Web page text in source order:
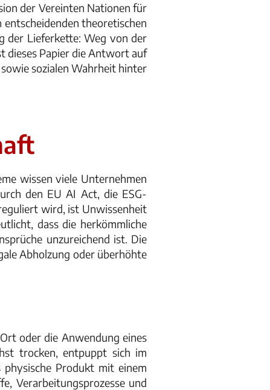
der Vereinten Nationen für
entscheidenden theoretischen
der Lieferkette: Weg von der
dieses Papier die Antwort auf
sozialen Wahrheit hinter
wissen viele Unternehmen
den EU AI Act, die ESG-
wird, ist Unwissenheit
dass die herkömmliche
unzureichend ist. Die
Abholzung oder überhöhte
oder die Anwendung eines
trocken, entpuppt sich im
Produkt mit einem
Verarbeitungsprozesse und